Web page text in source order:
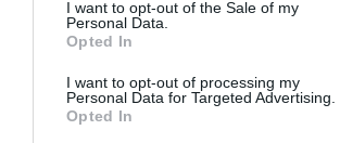
I want to opt-out of the Sale of my
Personal Data.
Opted In
I want to opt-out of processing my
Personal Data for Targeted Advertising.
Opted In
victorii in competitii internationale si
Intenția sa este de a înființa în
de ciclism.« Aș vrea să dau șansa și